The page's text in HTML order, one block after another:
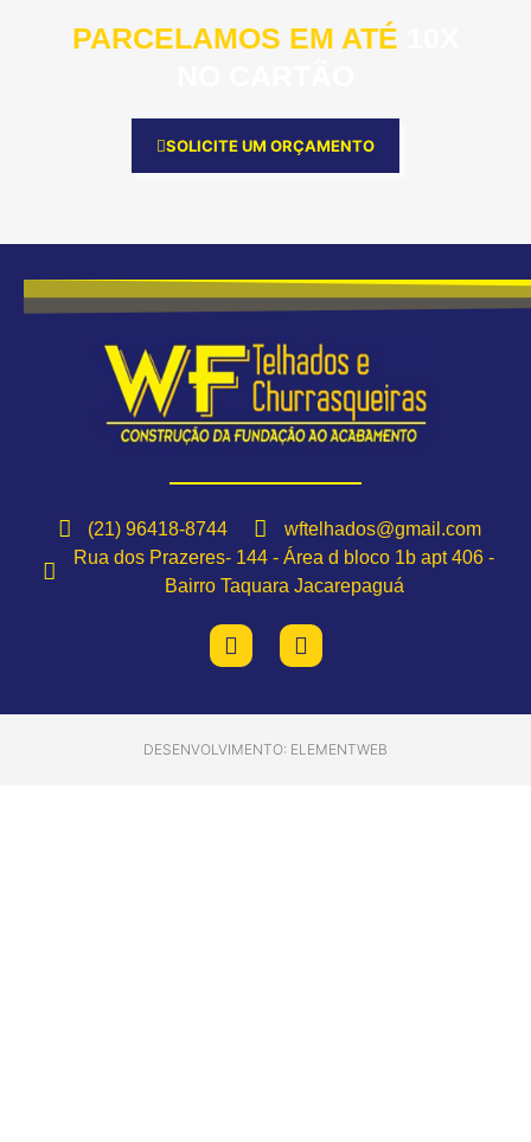
PARCELAMOS EM ATÉ
SOLICITE UM ORÇAMENTO
(21) 96418-8744
wftelhados@gmail.com
Rua dos Prazeres- 144 - Área d bloco 1b apt 406 -
Bairro Taquara Jacarepaguá
DESENVOLVIMENTO: ELEMENTWEB